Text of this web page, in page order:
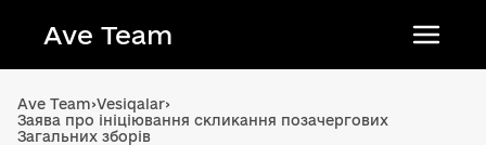
Ave Team
Qırımtatar tili
Ave Team›Vesiqalar›
Заява про ініціювання скликання позачергових
Загальних зборів